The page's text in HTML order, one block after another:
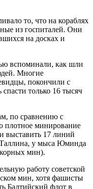
то, что на кораблях
из госпиталей. Они
на досках и
вспоминали, как шли
Многие
покончили с
только 16 тысяч
по сравнению с
плотное минирование
выставить 17 линий
Таллина, у мыса Юминда
мин).
работу советской
мин, хотя фашисты
Балтийский флот в